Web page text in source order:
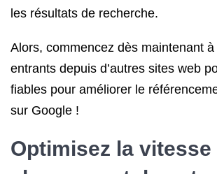
les résultats de recherche.
Alors, commencez dès maintenant
entrants depuis d’autres sites web
fiables pour améliorer le
sur Google !
Optimisez la vitesse